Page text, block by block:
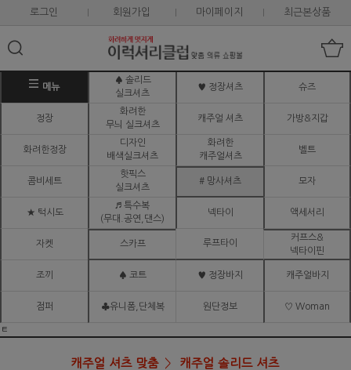
로그인 회원가입 마이페이지 최근본상품
메뉴
♠ 솔리드
실크셔츠
♥ 정장셔츠 슈즈
정장
화려한
무늬 실크셔츠
캐주얼 셔츠 가방&지갑
화려한정장
디자인
배색실크셔츠
화려한
캐주얼셔츠
벨트
콤비세트
핫픽스
실크셔츠
# 망사셔츠 모자
★ 턱시도
♬ 특수복
(무대.공연,댄스)
넥타이 액세서리
자켓 스카프 루프타이
커프스&
넥타이핀
조끼 ♠ 코트 ♥ 정장바지 캐주얼바지
점퍼 ♣유니폼,단체복 원단정보 ♡ Woman
ㅌ
캐주얼 셔츠 맞춤 캐주얼 솔리드 셔츠